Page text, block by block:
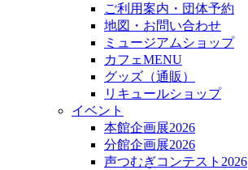
ご利用案内・団体予約
地図・お問い合わせ
ミュージアムショップ
カフェMENU
グッズ（通販）
リキュールショップ
イベント
本館企画展2026
分館企画展2026
声つむぎコンテスト2026